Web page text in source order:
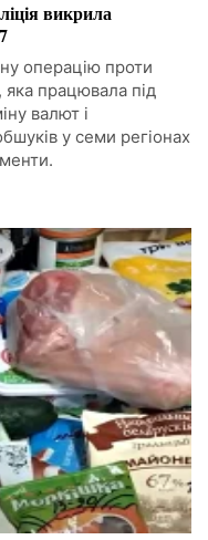
викрила
операцію проти
працювала під
валют і
у семи регіонах